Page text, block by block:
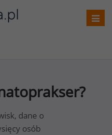
dane o
osób